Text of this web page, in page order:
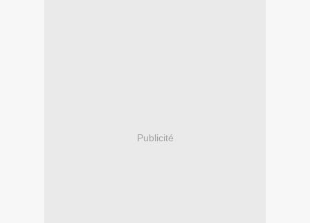
Publicité